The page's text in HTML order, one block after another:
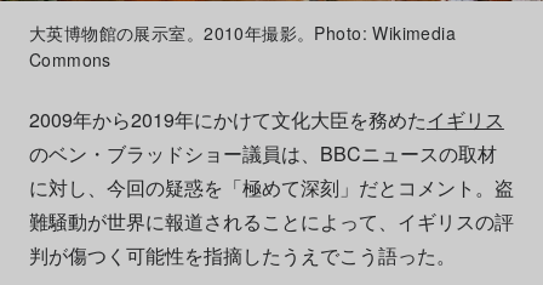
大英博物館の展示室。2010年撮影。Photo: Wikimedia
Commons
2009年から2019年にかけて文化大臣を務めたイギリス
のベン・ブラッドショー議員は、BBCニュースの取材
に対し、今回の疑惑を「極めて深刻」だとコメント。盗
難騒動が世界に報道されることによって、イギリスの評
判が傷つく可能性を指摘したうえでこう語った。